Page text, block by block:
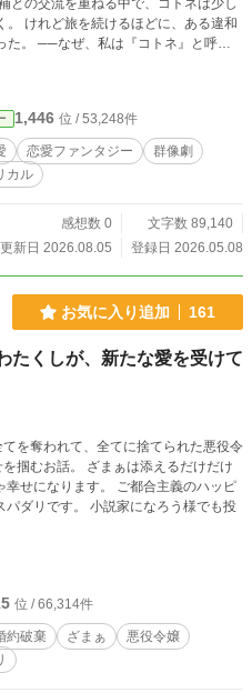
違和
』と呼ば
思で未来と本当の愛を見つける、12
ァンタジー。
1,446 位 / 53,248件
恋愛ファンタジー
群像劇
カル
感想数 0
文字数 89,140
新日 2026.08.05
登録日 2026.05.08
お気に入り追加 161
たくしが、新たな愛を受けて
を奪われて、全てに捨てられた悪役令
は添えるだけだけ
位 / 66,314件
約破棄 ざまぁ
悪役令嬢